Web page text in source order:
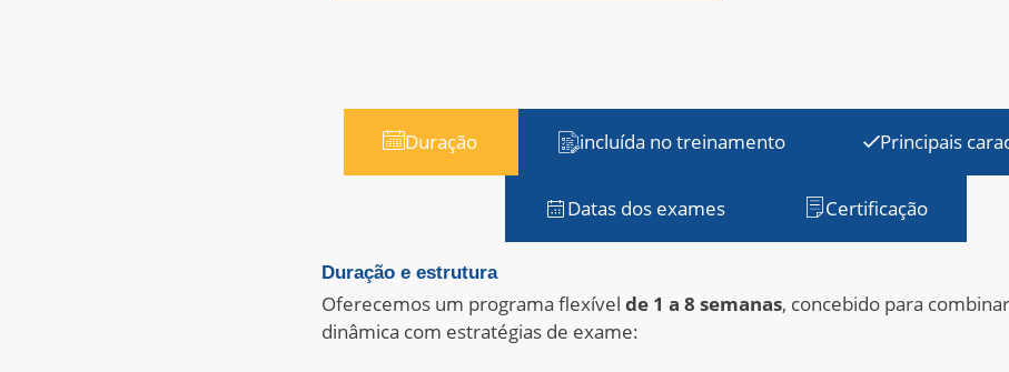
Duração incluída no treinamento Principais
Datas dos exames Certificação
Duração e estrutura
Oferecemos um programa flexível de 1 a 8 semanas, concebido para
dinâmica com estratégias de exame: